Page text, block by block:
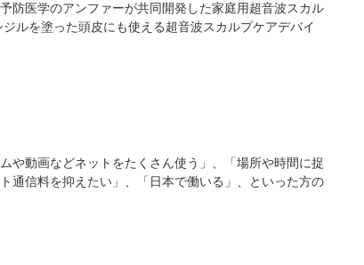
防医学のアンファーが共同開発した家庭用超音波スカル
ルを塗った頭皮にも使える超音波スカルプケアデバイ
や動画などネットをたくさん使う」、「場所や時間に捉
通信料を抑えたい」、「日本で働いる」、といった方の